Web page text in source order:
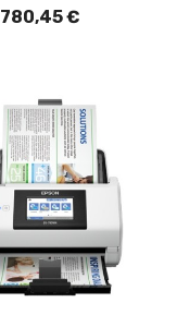
780,45 €